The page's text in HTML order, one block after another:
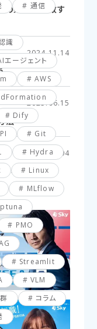
通信
識
エージェント
AWS
Dify
Git
Hydra
Linux
MLflow
PMO
Streamlit
VLM
コラム
の条件に一致す
2024.11.14
2025.06.15
法
2025.03.04
する方法